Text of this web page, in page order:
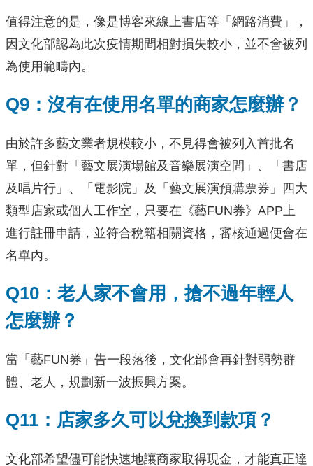
值得注意的是，像是博客來線上書店等「網路消費」，
因文化部認為此次疫情期間相對損失較小，並不會被列
為使用範疇內。
Q9：沒有在使用名單的商家怎麼辦？
由於許多藝文業者規模較小，不見得會被列入首批名
單，但針對「藝文展演場館及音樂展演空間」、「書店
及唱片行」、「電影院」及「藝文展演預購票券」四大
類型店家或個人工作室，只要在《藝FUN券》APP上
進行註冊申請，並符合稅籍相關資格，審核通過便會在
名單內。
Q10：老人家不會用，搶不過年輕人
怎麼辦？
當「藝FUN券」告一段落後，文化部會再針對弱勢群
體、老人，規劃新一波振興方案。
Q11：店家多久可以兌換到款項？
文化部希望儘可能快速地讓商家取得現金，才能真正達